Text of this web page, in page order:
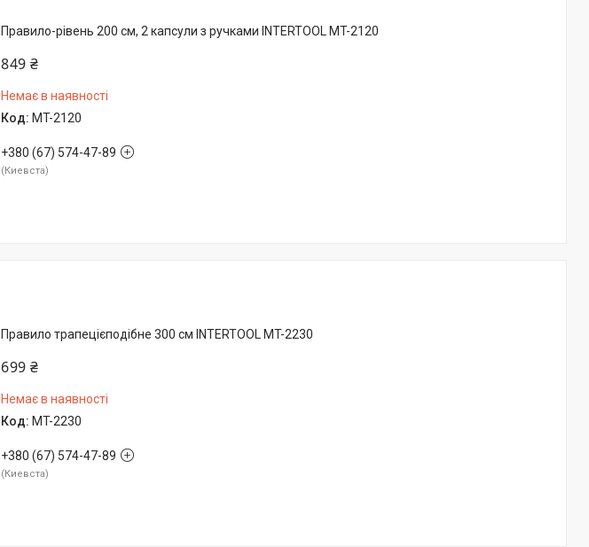
Правило-рівень 200 см, 2 капсули з ручками INTERTOOL MT-2120
849 ₴
MT-2120
Немає в наявності
+380 (67) 574-47-89
Киевста
Правило трапецієподібне 300 см INTERTOOL MT-2230
699 ₴
MT-2230
Немає в наявності
+380 (67) 574-47-89
Киевста